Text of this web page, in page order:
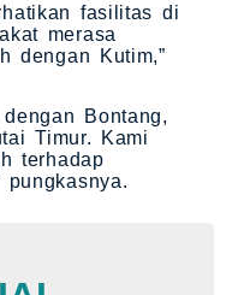
fasilitas di
merasa
dengan Kutim,”
Bontang,
Timur. Kami
terhadap
pungkasnya.